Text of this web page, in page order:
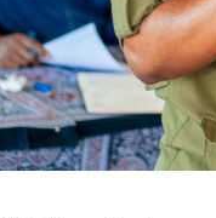
WACHIMBAJI
DARAJA LA BILIONI
WAZIRI NANAUKA